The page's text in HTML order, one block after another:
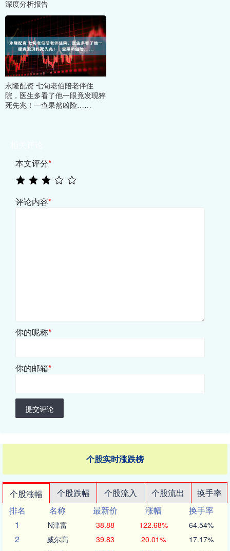
深度分析报告
永隆配资 七旬老伯陪老伴住
院，医生多看了他一眼竟发现猝
死先兆！一查果然凶险……
本文评分*
评论内容*
你的昵称*
你的邮箱*
提交评论
个股实时涨跌榜
个股涨幅 个股跌幅 个股流入 个股流出
换手率
排名
名称 最新价 涨幅
换手率
1
N津富 38.88 122.68% 64.54%
2 威尔高 39.83 20.01% 17.17%